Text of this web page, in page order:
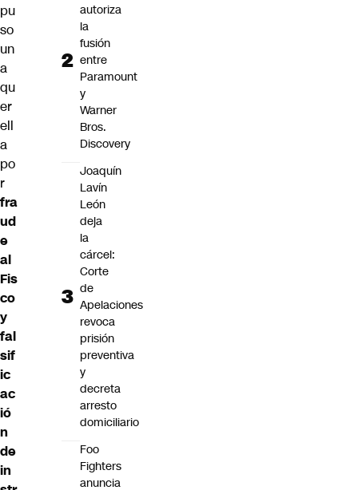
pu
so
un
a
qu
er
ell
a
po
r
fra
ud
e
al
Fis
co
y
fal
sif
ic
ac
ió
n
de
in
autoriza
la
fusión
entre
Paramount
y
Warner
Bros.
Discovery
Joaquín
Lavín
León
deja
la
cárcel:
Corte
de
Apelaciones
revoca
prisión
preventiva
y
decreta
arresto
domiciliario
Foo
Fighters
anuncia